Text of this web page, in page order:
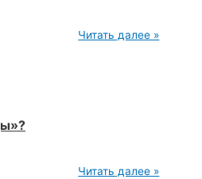
Ригведа.
Читать далее »
О
Читать далее »